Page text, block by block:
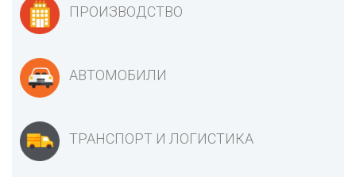
ПРОИЗВОДСТВО
АВТОМОБИЛИ
ТРАНСПОРТ И ЛОГИСТИКА